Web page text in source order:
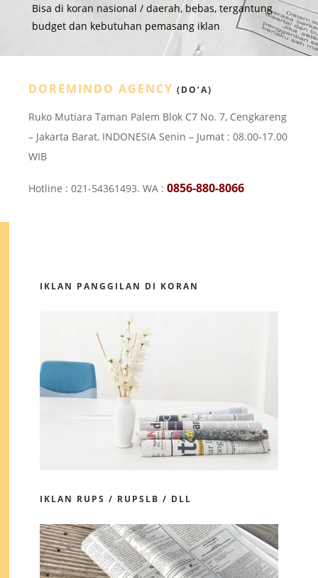
Bisa di koran nasional / daerah, bebas, tergantung
budget dan kebutuhan pemasang iklan
DOREMINDO AGENCY (DO’A)
Ruko Mutiara Taman Palem Blok C7 No. 7, Cengkareng
– Jakarta Barat, INDONESIA Senin – Jumat : 08.00-17.00
WIB
Hotline : 021-54361493. WA : 0856-880-8066
IKLAN PANGGILAN DI KORAN
IKLAN RUPS / RUPSLB / DLL